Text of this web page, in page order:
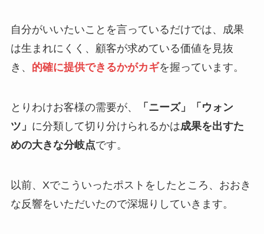
自分がいいたいことを言っているだけでは、成果
は生まれにくく、顧客が求めている価値を見抜
き、 的確に提供できるかがカギを握っています。
とりわけお客様の需要が、
「ニーズ」「ウォン
ツ」 に分類して切り分けられるかは成果を出すた
めの大きな分岐点です。
以前、Xでこういったポストをしたところ、おおき
な反響をいただいたので深堀りしていきます。